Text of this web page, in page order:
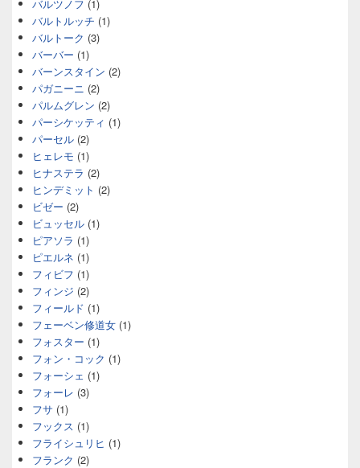
バルツノフ (1)
バルトルッチ (1)
バルトーク (3)
バーバー (1)
バーンスタイン (2)
パガニーニ (2)
パルムグレン (2)
パーシケッティ (1)
パーセル (2)
ヒェレモ (1)
ヒナステラ (2)
ヒンデミット (2)
ビゼー (2)
ビュッセル (1)
ピアソラ (1)
ピエルネ (1)
フィビフ (1)
フィンジ (2)
フィールド (1)
フェーベン修道女 (1)
フォスター (1)
フォン・コック (1)
フォーシェ (1)
フォーレ (3)
フサ (1)
フックス (1)
フライシュリヒ (1)
フランク (2)